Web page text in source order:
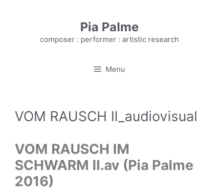
Pia Palme
composer : performer : artistic research
Menu
VOM RAUSCH II_audiovisual
VOM RAUSCH IM
SCHWARM II.av (Pia Palme
2016)